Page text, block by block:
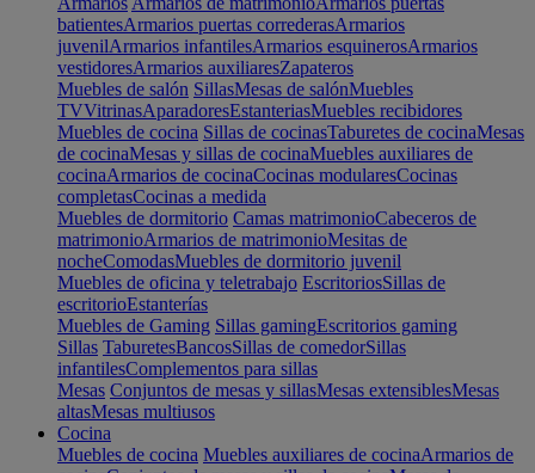
batientesArmarios puertas correderasArmarios
juvenilArmarios infantilesArmarios esquinerosArmarios
vestidoresArmarios auxiliaresZapateros
Muebles de salón SillasMesas de salónMuebles
TVVitrinasAparadoresEstanteriasMuebles recibidores
Muebles de cocina Sillas de cocinasTaburetes de cocinaMesas
de cocinaMesas y sillas de cocinaMuebles auxiliares de
cocinaArmarios de cocinaCocinas modularesCocinas
completasCocinas a medida
Muebles de dormitorio Camas matrimonioCabeceros de
matrimonioArmarios de matrimonioMesitas de
nocheComodasMuebles de dormitorio juvenil
Muebles de oficina y teletrabajo EscritoriosSillas de
escritorioEstanterías
Muebles de Gaming Sillas gamingEscritorios gaming
Sillas TaburetesBancosSillas de comedorSillas
infantilesComplementos para sillas
Mesas Conjuntos de mesas y sillasMesas extensiblesMesas
altasMesas multiusos
Cocina
Muebles de cocina Muebles auxiliares de cocinaArmarios de